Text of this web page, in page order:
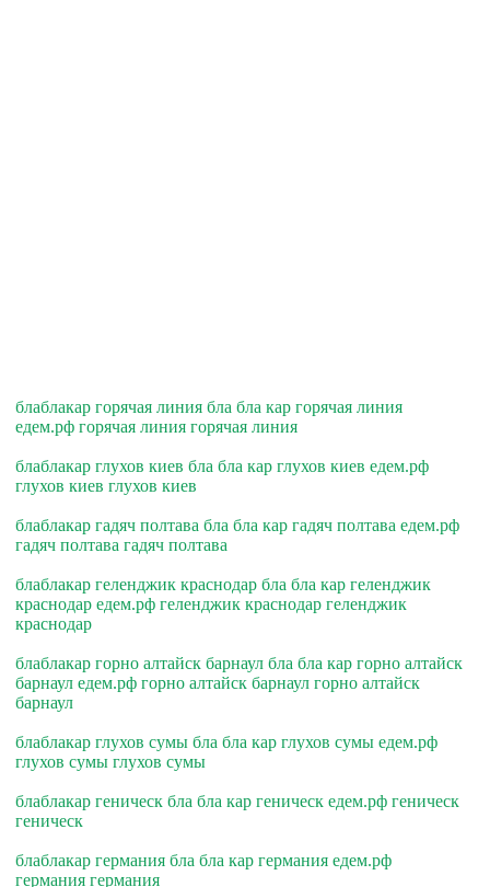
блаблакар горячая линия бла бла кар горячая линия
едем.рф горячая линия горячая линия
блаблакар глухов киев бла бла кар глухов киев едем.рф
глухов киев глухов киев
блаблакар гадяч полтава бла бла кар гадяч полтава едем.рф
гадяч полтава гадяч полтава
блаблакар геленджик краснодар бла бла кар геленджик
краснодар едем.рф геленджик краснодар геленджик
краснодар
блаблакар горно алтайск барнаул бла бла кар горно алтайск
барнаул едем.рф горно алтайск барнаул горно алтайск
барнаул
блаблакар глухов сумы бла бла кар глухов сумы едем.рф
глухов сумы глухов сумы
блаблакар геническ бла бла кар геническ едем.рф геническ
геническ
блаблакар германия бла бла кар германия едем.рф
германия германия